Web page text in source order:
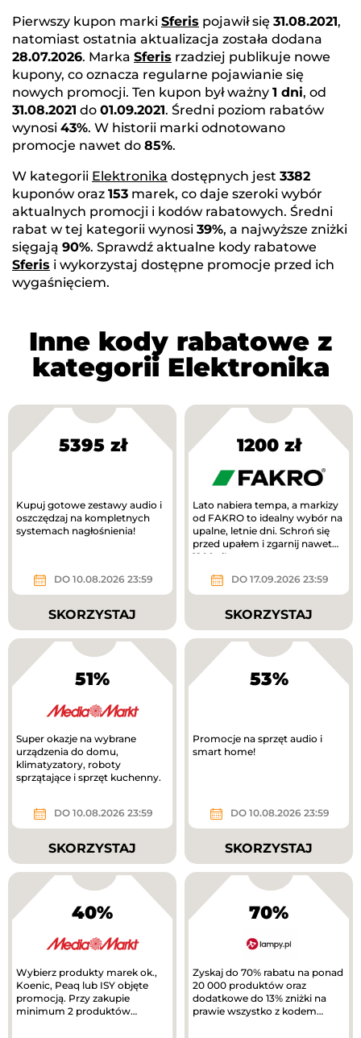
Pierwszy kupon marki Sferis pojawił się 31.08.2021,
natomiast ostatnia aktualizacja została dodana
28.07.2026. Marka Sferis rzadziej publikuje nowe
kupony, co oznacza regularne pojawianie się
nowych promocji. Ten kupon był ważny 1 dni, od
31.08.2021 do 01.09.2021. Średni poziom rabatów
wynosi 43%. W historii marki odnotowano
promocje nawet do 85%.
W kategorii Elektronika dostępnych jest 3382
kuponów oraz 153 marek, co daje szeroki wybór
aktualnych promocji i kodów rabatowych. Średni
rabat w tej kategorii wynosi 39%, a najwyższe zniżki
sięgają 90%. Sprawdź aktualne kody rabatowe
Sferis i wykorzystaj dostępne promocje przed ich
wygaśnięciem.
Inne kody rabatowe z
kategorii Elektronika
5395 zł
Kupuj gotowe zestawy audio i
oszczędzaj na kompletnych
systemach nagłośnienia!
DO 10.08.2026 23:59
SKORZYSTAJ
1200 zł
Lato nabiera tempa, a markizy
od FAKRO to idealny wybór na
upalne, letnie dni. Schroń się
przed upałem i zgarnij nawet
1200 zł!
DO 17.09.2026 23:59
SKORZYSTAJ
51%
Super okazje na wybrane
urządzenia do domu,
klimatyzatory, roboty
sprzątające i sprzęt kuchenny.
DO 10.08.2026 23:59
SKORZYSTAJ
53%
Promocje na sprzęt audio i
smart home!
DO 10.08.2026 23:59
SKORZYSTAJ
40%
Wybierz produkty marek ok.,
Koenic, Peaq lub ISY objęte
promocją. Przy zakupie
minimum 2 produktów
70%
Zyskaj do 70% rabatu na ponad
20 000 produktów oraz
dodatkowe do 13% zniżki na
prawie wszystko z kodem